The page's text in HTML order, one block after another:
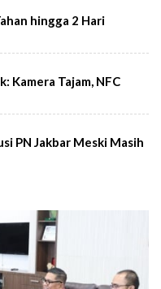
hingga 2 Hari
Kamera Tajam, NFC
PN Jakbar Meski Masih